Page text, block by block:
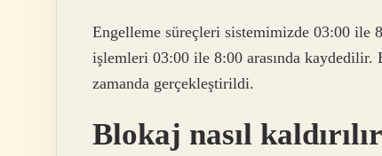
Engelleme süreçleri sistemimizde 03:00 ile
işlemleri 03:00 ile 8:00 arasında
zamanda gerçekleştirildi.
Blokaj nasıl